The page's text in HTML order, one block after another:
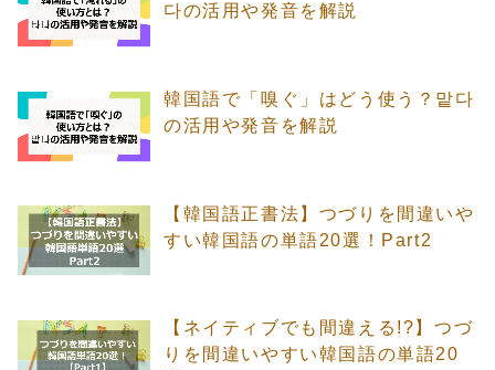
다の活用や発音を解説
韓国語で「嗅ぐ」はどう使う？맡다
の活用や発音を解説
【韓国語正書法】つづりを間違いや
すい韓国語の単語20選！Part2
【ネイティブでも間違える!?】つづ
りを間違いやすい韓国語の単語20